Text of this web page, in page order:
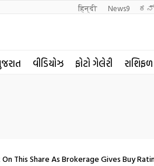
हिन्दी News9
વીડિયોઝ ફોટો ગેલેરી રાશિફળ
This Share As Brokerage Gives Buy